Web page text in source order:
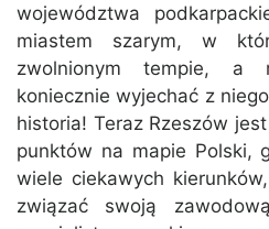
województwa
miastem szarym, w
zwolnionym tempie, a
koniecznie wyjechać z
historia! Teraz Rzeszów
punktów na mapie Polski,
wiele ciekawych
związać swoją